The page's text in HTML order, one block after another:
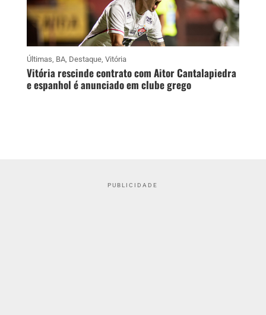
Últimas BA, Destaque, Vitória
Vitória rescinde contrato com Aitor Cantalapiedra
e espanhol é anunciado em clube grego
PUBLICIDADE